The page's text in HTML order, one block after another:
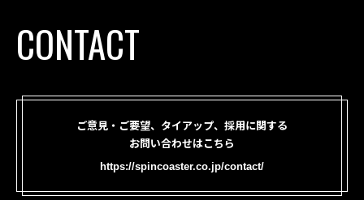
CONTACT
ご意見・ご要望、タイアップ、採用に関する
お問い合わせはこちら
https://spincoaster.co.jp/contact/